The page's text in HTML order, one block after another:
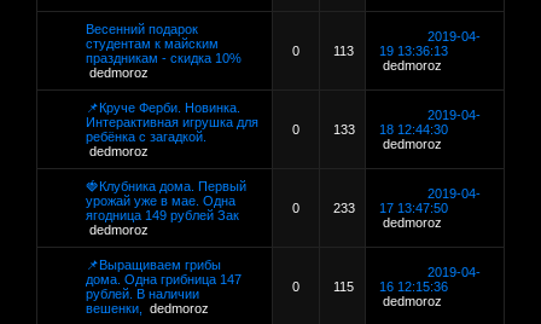
Весенний подарок
студентам к майским
праздникам - скидка 10%
dedmoroz
0 113
2019-04-
19 13:36:13
dedmoroz
📌Круче Ферби. Новинка.
Интерактивная игрушка для
ребёнка с загадкой.
dedmoroz
0 133
2019-04-
18 12:44:30
dedmoroz
🍓Клубника дома. Первый
урожай уже в мае. Одна
ягодница 149 рублей Зак
dedmoroz
0 233
2019-04-
17 13:47:50
dedmoroz
📌Выращиваем грибы
дома. Одна грибница 147
рублей. В наличии
вешенки,
dedmoroz
0 115
2019-04-
16 12:15:36
dedmoroz